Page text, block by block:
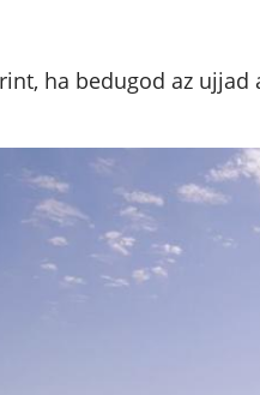
ha bedugod az